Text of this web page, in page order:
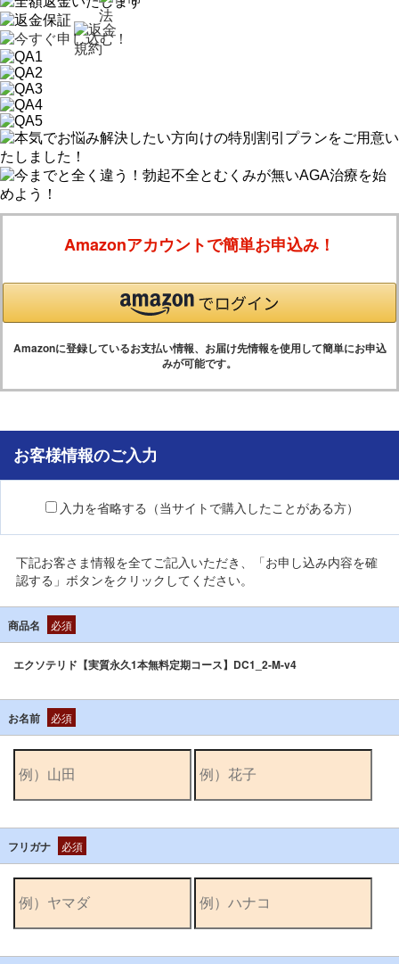
Amazonアカウントで簡単お申込み！
Amazonに登録しているお支払い情報、お届け先情報を使用して簡単にお申込
みが可能です。
お客様情報のご入力
入力を省略する（当サイトで購入したことがある方）
下記お客さま情報を全てご記入いただき、「お申し込み内容を確
認する」ボタンをクリックしてください。
商品名 必須
エクソテリド【実質永久1本無料定期コース】DC1_2-M-v4
お名前 必須
フリガナ 必須